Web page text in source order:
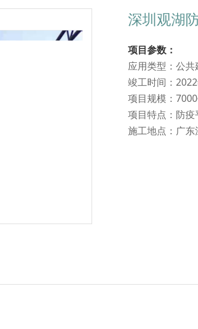
深圳观湖
项目参数：
应用类型：公共
竣工时间：
项目规模：
项目特点：防
施工地点：广东